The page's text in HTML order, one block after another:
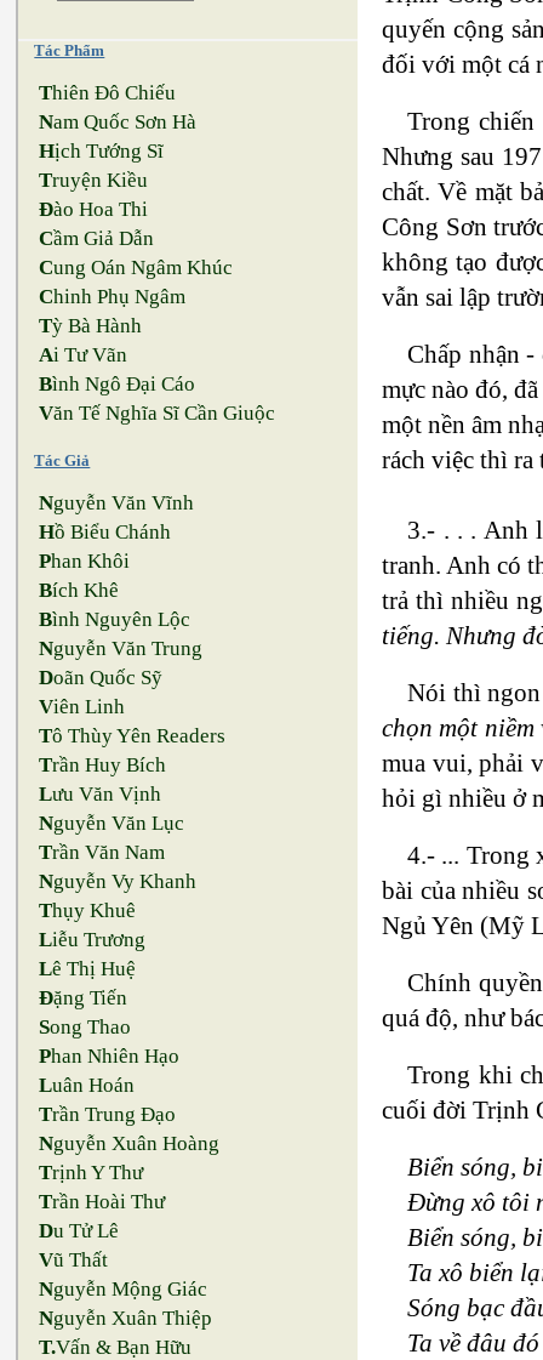
Tác Phẩm
Thiên Đô Chiếu
Nam Quốc Sơn Hà
Hịch Tướng Sĩ
Truyện Kiều
Đào Hoa Thi
Cầm Giả Dẫn
Cung Oán Ngâm Khúc
Chinh Phụ Ngâm
Tỳ Bà Hành
Ai Tư Vãn
Bình Ngô Đại Cáo
Văn Tế Nghĩa Sĩ Cần Giuộc
Tác Giả
Nguyễn Văn Vĩnh
Hồ Biểu Chánh
Phan Khôi
Bích Khê
Bình Nguyên Lộc
Nguyễn Văn Trung
Doãn Quốc Sỹ
Viên Linh
Tô Thùy Yên Readers
Trần Huy Bích
Lưu Văn Vịnh
Nguyễn Văn Lục
Trần Văn Nam
Nguyễn Vy Khanh
Thụy Khuê
Liễu Trương
Lê Thị Huệ
Đặng Tiến
Song Thao
Phan Nhiên Hạo
Luân Hoán
Trần Trung Đạo
Nguyễn Xuân Hoàng
Trịnh Y Thư
Trần Hoài Thư
Du Tử Lê
Vũ Thất
Nguyễn Mộng Giác
Nguyễn Xuân Thiệp
T.Vấn & Bạn Hữu
quyến cộng
đối với một cá
Trong
Nhưng sau
chất. Về mặt
Công Sơn
không tạo
vẫn sai lập
Chấp nhận
mực nào đó,
một nền âm
rách việc thì ra
3.- . . . Anh
tranh. Anh có
trả thì nhiều
tiếng. Nhưng
Nói thì ngon
chọn một
mua vui, phải
hỏi gì nhiều ở
4.- ... Trong
bài của nhiều
Ngủ Yên (Mỹ
Chính
quá độ, như
Trong khi
cuối đời Trịnh
Biển sóng,
Ðừng xô tôi
Biển sóng,
Ta xô biển
Sóng bạc
Ta về đâu đó